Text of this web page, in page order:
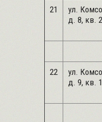
21
ул.
д. 8, кв.
22
ул.
д. 9, кв.